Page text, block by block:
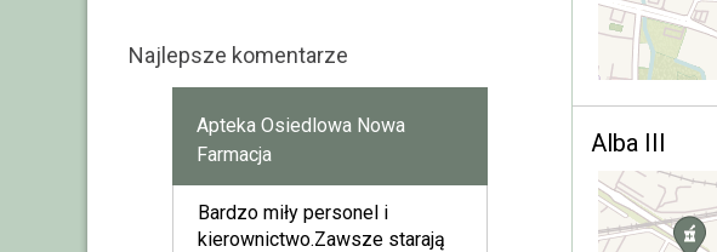
Alba III
Najlepsze komentarze
Apteka Osiedlowa Nowa
Farmacja
Bardzo miły personel i
kierownictwo.Zawsze starają